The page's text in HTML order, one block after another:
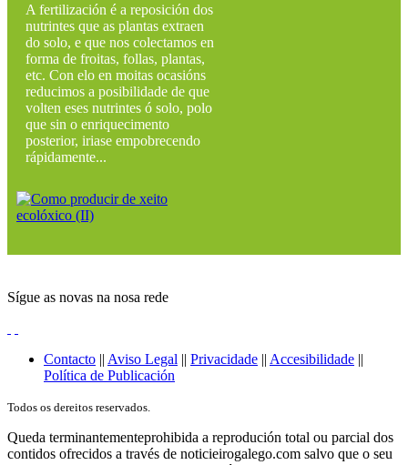
A fertilización é a reposición dos
nutrintes que as plantas extraen
do solo, e que nos colectamos en
forma de froitas, follas, plantas,
etc. Con elo en moitas ocasións
reducimos a posibilidade de que
volten eses nutrintes ó solo, polo
que sin o enriquecimento
posterior, iriase empobrecendo
rápidamente...
Sígue as novas na nosa rede
Contacto || Aviso Legal || Privacidade || Accesibilidade ||
Política de Publicación
Todos os dereitos reservados.
Queda terminantementeprohibida a reprodución total ou parcial dos
contidos ofrecidos a través de noticieirogalego.com salvo que o seu